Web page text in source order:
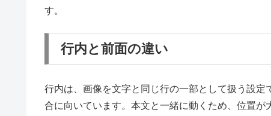
す。
行内と前面の違い
行内は、画像を文字と同じ行の一部として扱う設
合に向いています。本文と一緒に動くため、位置が